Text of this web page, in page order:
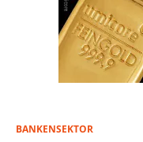
BANKENSEKTOR